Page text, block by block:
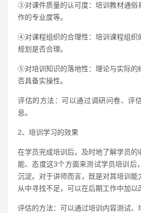
③对课件质量的认可度：培训教材通俗
作的专业度等。
④对课程组织的合理性：培训课程组织
规划是否合理。
⑤对培训知识的落地性：理论与实际的
否具备实操性。
评估的方法：可以通过调研问卷、评
息。
2、培训学习的效果
在学员完成培训后，及时地了解学员的
能、态度这3个方面来测试学员培训后
沉淀。对于讲师而言，既是对其培训能
从中寻找不足，可以在后期工作中加以
评估的方法：可以通过培训内容测试、